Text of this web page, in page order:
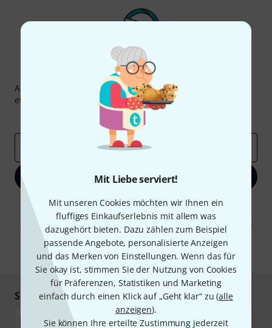
Mit Liebe serviert!
Mit unseren Cookies möchten wir Ihnen ein
fluffiges Einkaufserlebnis mit allem was
dazugehört bieten. Dazu zählen zum Beispiel
passende Angebote, personalisierte Anzeigen
und das Merken von Einstellungen. Wenn das für
Sie okay ist, stimmen Sie der Nutzung von Cookies
für Präferenzen, Statistiken und Marketing
einfach durch einen Klick auf „Geht klar“ zu (alle
anzeigen).
Sie können Ihre erteilte Zustimmung jederzeit
Thomann Newsletter
Abonniere den Thomann Newsletter und gewinne mit
etwas Glück einen von
50 Gutscheinenüber jeweils
Jetzt anmelden
Mit Klick auf „Jetzt anmelden“ stimmen Sie dem Erhalt von E-Mail-
Werbung und einer Messung des E-Mail-Nutzungsverhaltens zu. Die
Abmeldung ist jederzeit möglich. Weitere Informationen finden Sie in
unserenDatenschutzhinweisen.
* Pflichtfeld
Sicher einkaufen & bezahlen